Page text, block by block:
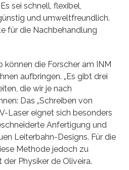
sei schnell, flexibel,
und umweltfreundlich.
für die Nachbehandlung
können die Forscher am INM
aufbringen. „Es gibt drei
die wir je nach
Das „Schreiben von
Laser eignet sich besonders
Anfertigung und
Leiterbahn-Designs. Für die
Methode jedoch zu
Physiker de Oliveira.